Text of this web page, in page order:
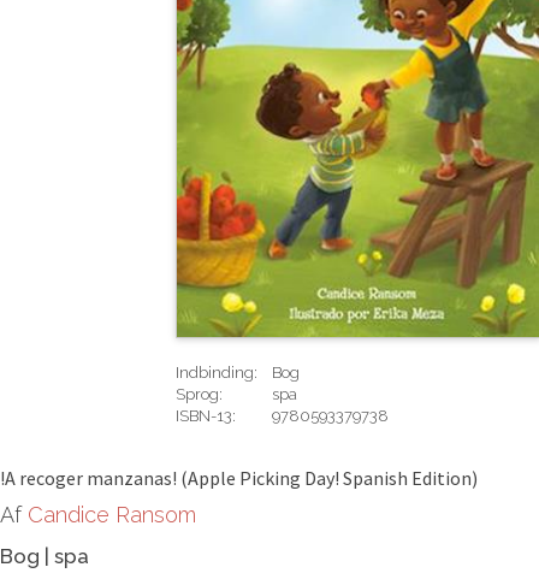
Indbinding:
Bog
Sprog:
spa
ISBN-13:
9780593379738
!A recoger manzanas! (Apple Picking Day! Spanish Edition)
Af Candice Ransom
Bog | spa